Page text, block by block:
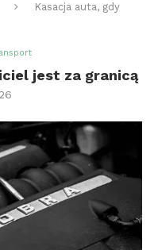
Kasacja auta, gdy
jest za granicą